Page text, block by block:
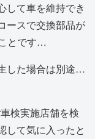
して車を維持でき
ースで交換部品が
とです…
した場合は別途…
検実施店舗を検
して気に入ったと